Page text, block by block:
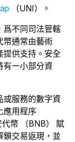
（UNI）。
爲不同司法管轄
幣通常由藝術
提供支持。安全
有一小部分資
或服務的數字資
應用程序
幣 （BNB） 賦
鎖交易返現，並